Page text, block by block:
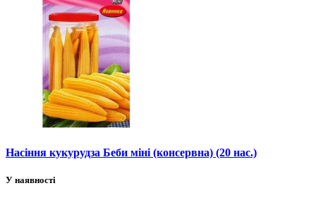
Насіння кукурудза Беби міні (консервна) (20 нас.)
У наявності